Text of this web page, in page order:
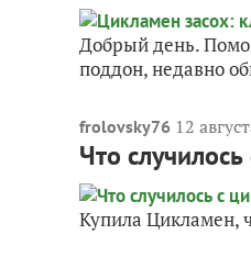
Добрый день.
поддон, недавно
frolovsky76 12
Что
Купила Цикламен,